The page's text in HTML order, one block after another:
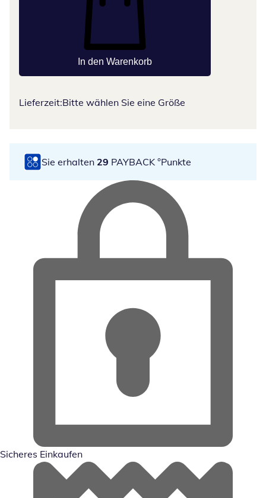
In den Warenkorb
Lieferzeit:Bitte wählen Sie eine Größe
Sie erhalten 29 PAYBACK °Punkte
Sicheres Einkaufen